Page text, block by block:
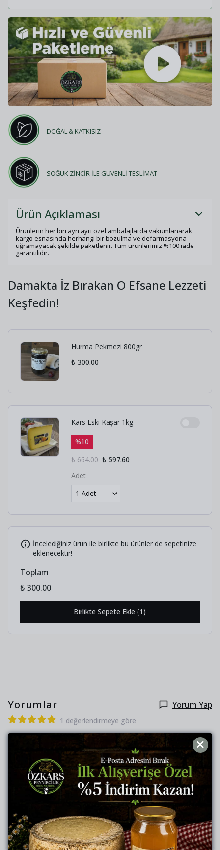
DOĞAL & KATKISIZ
SOĞUK ZİNCİR İLE GÜVENLİ TESLİMAT
Ürün Açıklaması
Ürünlerin her biri ayrı ayrı özel ambalajlarda vakumlanarak
kargo esnasında herhangi bir bozulma ve defarmasyona
uğramayacak şekilde paketlenir. Tüm ürünlerimiz %100 iade
garantilidir.
Damakta İz Bırakan O Efsane Lezzeti
Keşfedin!
Hurma Pekmezi 800gr
₺ 300.00
Kars Eski Kaşar 1kg
%10
₺ 664.00 ₺ 597.60
Adet
İncelediğiniz ürün ile birlikte bu ürünler de sepetinize
eklenecektir!
Toplam
₺ 300.00
Birlikte Sepete Ekle (1)
Yorumlar Yorum Yap
1 değerlendirmeye göre
2 Mart 2026
Satın Alınmış